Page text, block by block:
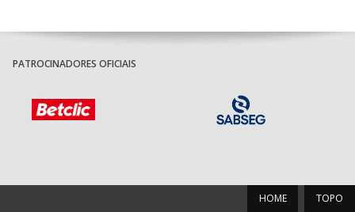
PATROCINADORES OFICIAIS
TOPO
HOME